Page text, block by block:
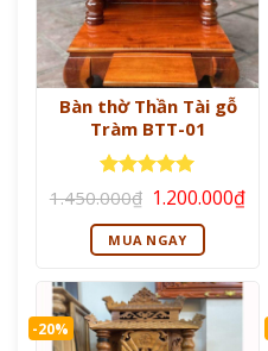
Bàn thờ Thần Tài gỗ
Tràm BTT-01
Được xếp
hạng
5
sao
1.450.000₫ Giá
gốc
là:
1.450.000₫.
1.200.000₫Giá
MUA NGAY
-20%